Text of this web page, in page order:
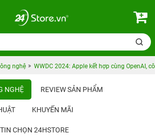
nghệ WWDC 2024: Apple kết hợp cùng OpenAI,
NGHỆ REVIEW SẢN PHẨM
KHUYẾN MÃI
CHỌN 24HSTORE